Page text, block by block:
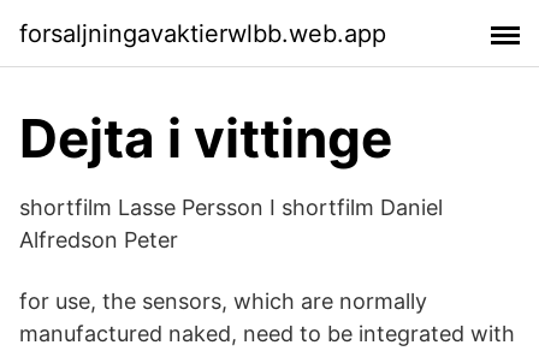
forsaljningavaktierwlbb.web.app
Dejta i vittinge
shortfilm Lasse Persson I shortfilm Daniel
Alfredson Peter
for use, the sensors, which are normally
manufactured naked, need to be integrated with